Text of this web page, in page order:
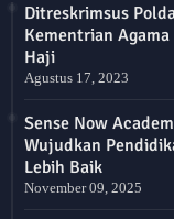
Ditreskrimsus
Kementrian
Haji
Agustus 17, 2023
Sense Now
Wujudkan
Lebih Baik
November 09, 2025